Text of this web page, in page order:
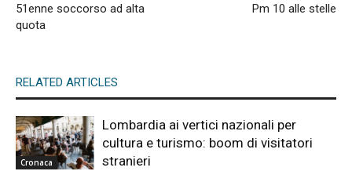
51enne soccorso ad alta
quota
Pm 10 alle stelle
RELATED ARTICLES
Cronaca
Lombardia ai vertici nazionali per
cultura e turismo: boom di visitatori
stranieri